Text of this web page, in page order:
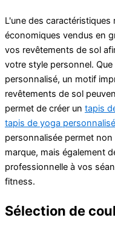
L'une des
économiques vendus en
vos revêtements de sol
votre style personnel.
personnalisé, un motif
revêtements de sol
permet de créer un tapis
tapis de yoga
personnalisée permet
marque, mais également
professionnelle à vos
fitness.
Sélection de